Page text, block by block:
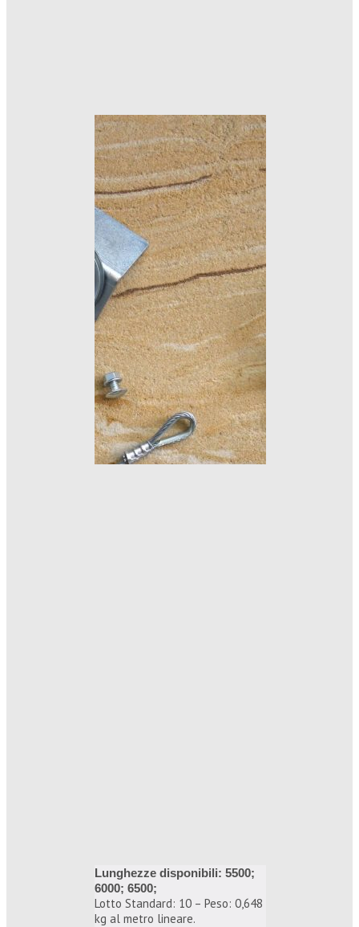
Lunghezze disponibili: 5500;
6000; 6500;
Lotto Standard: 10 – Peso: 0,648
kg al metro lineare.